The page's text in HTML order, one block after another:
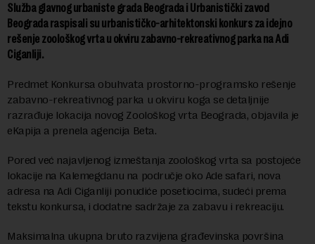
Služba glavnog urbaniste grada Beograda i Urbanistički zavod
Beograda raspisali su urbanističko-arhitektonski konkurs za idejno
rešenje zoološkog vrta u okviru zabavno-rekreativnog parka na Adi
Ciganliji.
Predmet Konkursa obuhvata prostorno-programsko rešenje
zabavno-rekreativnog parka u okviru koga se detaljnije
razrađuje lokacija novog Zoološkog vrta Beograda, objavila je
eKapija a prenela agencija Beta.
Pored već najavljenog izmeštanja zoološkog vrta sa postojeće
lokacije na Kalemegdanu na područje oko Ade safari, nova
adresa na Adi Ciganliji ponudiće posetiocima, sudeći prema
tekstu konkursa, i dodatne sadržaje za zabavu i rekreaciju.
Maksimalna ukupna bruto razvijena građevinska površina